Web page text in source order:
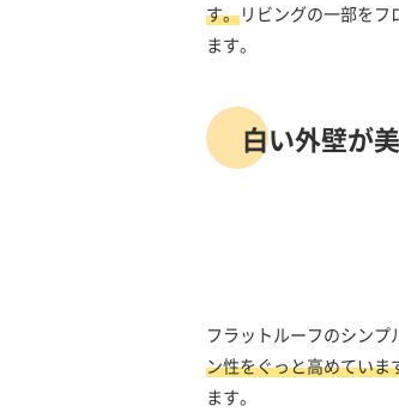
す。リビングの一部を
ます。
白い外壁が
フラットルーフのシンプ
ン性をぐっと高めていま
ます。